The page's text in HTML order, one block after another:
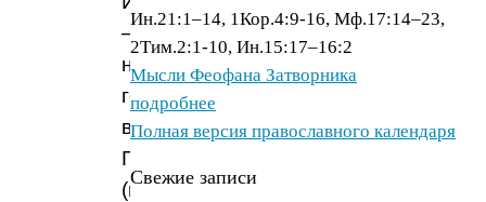
—
на
гору
в
Галилее
(по
Ин.21:1–14, 1Кор.4:9-16, Мф.17:14–23,
2Тим.2:1-10, Ин.15:17–16:2
Мысли Феофана Затворника
подробнее
Полная версия православного календаря
Свежие записи